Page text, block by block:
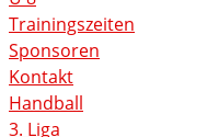
Trainingszeiten
Sponsoren
Kontakt
Handball
3. Liga